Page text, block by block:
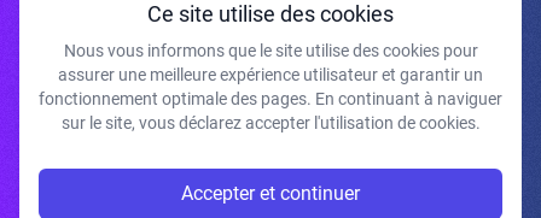
J'accepte de recevoir vos e-mails et confirme avoir pris connaissance de
votre politique de confidentialité et mentions légales.
Ce site utilise des cookies
Nous vous informons que le site utilise des cookies pour
assurer une meilleure expérience utilisateur et garantir un
fonctionnement optimale des pages. En continuant à naviguer
sur le site, vous déclarez accepter l'utilisation de cookies.
Accepter et continuer